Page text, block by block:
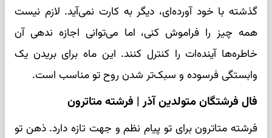
گذشته با خود آورده‌ای، دیگر به کارت نمی‌آید. لازم نیست
همه چیز را فراموش کنی، اما می‌توانی اجازه ندهی آن
خاطره‌ها آینده‌ات را کنترل کنند. این ماه برای بریدن یک
وابستگی فرسوده و سبک‌تر شدن روح تو مناسب است.
فال فرشتگان متولدین آذر | فرشته متاترون
فرشته متاترون برای تو پیام نظم و جهت تازه دارد. ذهن تو